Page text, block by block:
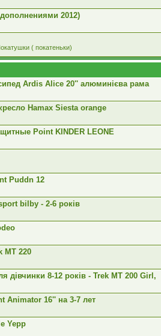
2012)
( покатеньки)
Ardis Alice 20'' алюминієва рама
Hamax Siesta orange
Point KINDER LEONE
Puddn 12
bilby - 2-6 років
MT 220
8-12 років - Trek MT 200 Girl,
Animator 16'' на 3-7 лет
Yepp